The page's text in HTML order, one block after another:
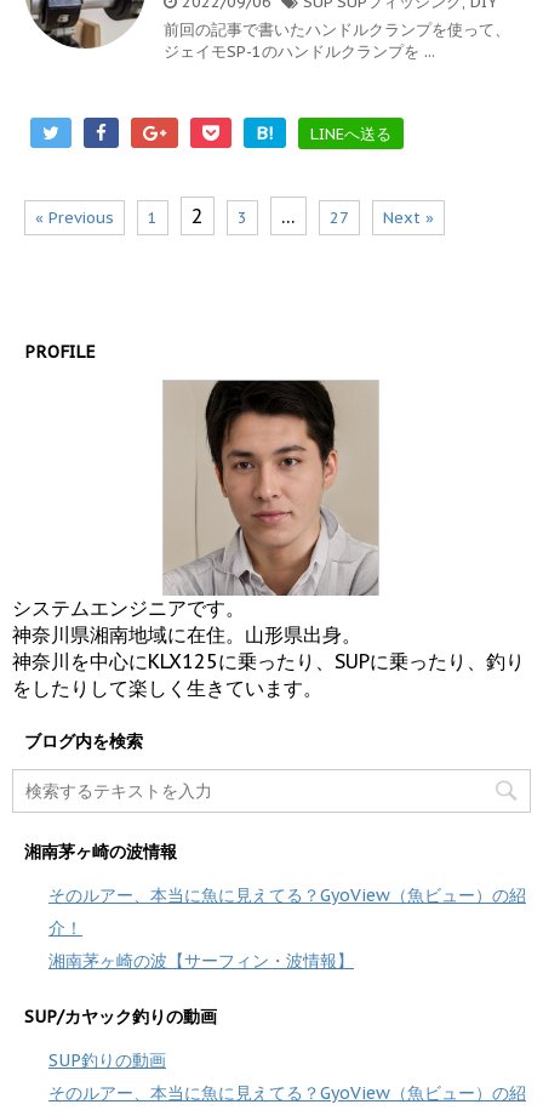
前回の記事で書いたハンドルクランプを使って、
ジェイモSP-1のハンドルクランプを ...
B! LINEへ送る
« Previous 1 2 3 … 27 Next »
PROFILE
システムエンジニアです。
神奈川県湘南地域に在住。山形県出身。
神奈川を中心にKLX125に乗ったり、SUPに乗ったり、釣り
をしたりして楽しく生きています。
ブログ内を検索
湘南茅ヶ崎の波情報
そのルアー、本当に魚に見えてる？GyoView（魚ビュー）の紹
介！
湘南茅ヶ崎の波【サーフィン・波情報】
SUP/カヤック釣りの動画
SUP釣りの動画
そのルアー、本当に魚に見えてる？GyoView（魚ビュー）の紹